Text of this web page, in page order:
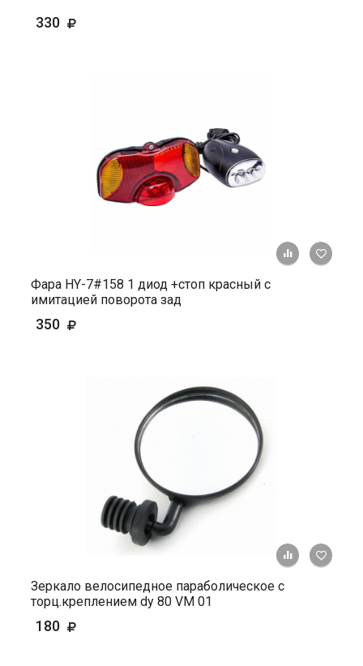
330
+ К
Фара HY-7#158 1 диод +стоп красный c
имитацией поворота зад
350
+ К
Зеркало велосипедное параболическое с
торц.креплением dy 80 VM 01
180